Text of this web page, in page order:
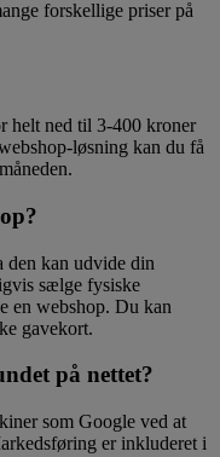
forskellige priser på
helt ned til 3-400 kroner
løsning kan du få
den kan udvide din
sælge fysiske
en webshop. Du kan
gavekort.
på nettet?
som Google ved at
er inkluderet i